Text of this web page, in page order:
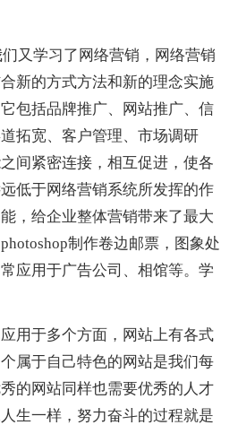
学习了网络营销，网络营销
新的方式方法和新的理念实施
包括品牌推广、网站推广、信
拓宽、客户管理、市场调研
间紧密连接，相互促进，使各
低于网络营销系统所发挥的作
，给企业整体营销带来了最大
制作卷边邮票，图象处
应用于广告公司、相馆等。学
于多个方面，网站上有各式
属于自己特色的网站是我们每
的网站同样也需要优秀的人才
生一样，努力奋斗的过程就是